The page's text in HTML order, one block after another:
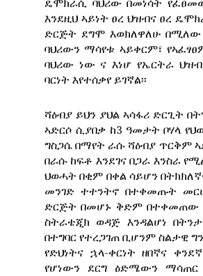
ዴሞክራሲ ባህሪው በመነሳት የፈፀመው
እንደዚህ ኣይነት ፀረ ህዝብና ፀረ
ድርጅት ደግሞ እወክለዋለሁ
ባህሪውን ማሳየቱ ኣይቀርም፣
ባህሪው ነው ና እነሆ የኤርትራ ህዝብ
ባርነት እየተሰቃየ ይገኛል፡፡
ሻዕብያ ይህን ያህል ኣሳፋሪ ድርጊት
ኣድርሶ ሲያበቃ ከ3 ዓመታት ቦሃላ
ግስጋሴ በማየት ራሱ ሻዕብያ ጥርቅም
በራሱ ከፍቶ እንደገና በጋራ እንስራ
ህወሓት በቂም በቀል ሳይሆን
መንገድ ተተንትኖ በተቀመጡት
ድርጅት በመሆኑ ቅድም በተቀመጠው
ስትራቴጂክ ወዳጅ እንዳልሆነ
በተግባር የተረጋገጠ ቢሆንም ስልታዊ
የድህነትና ኋላ-ቀርነት ዘበኛና
የሆነውን ደርግ ዕድሜውን